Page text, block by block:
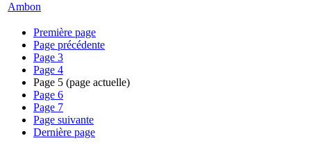
Ambon
Première page
Page précédente
Page 3
Page 4
Page 5 (page actuelle)
Page 6
Page 7
Page suivante
Dernière page